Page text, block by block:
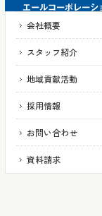
会社概要
スタッフ紹介
地域貢献活動
採用情報
お問い合わせ
資料請求